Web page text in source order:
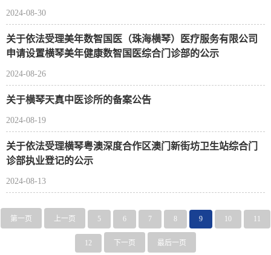
2024-08-30
关于依法受理美年数智国医（珠海横琴）医疗服务有限公司
申请设置横琴美年健康数智国医综合门诊部的公示
2024-08-26
关于横琴天真中医诊所的备案公告
2024-08-19
关于依法受理横琴粤澳深度合作区澳门新街坊卫生站综合门
诊部执业登记的公示
2024-08-13
第一页 上一页 5 6 7 8 9 10 11
12 下一页 最后一页